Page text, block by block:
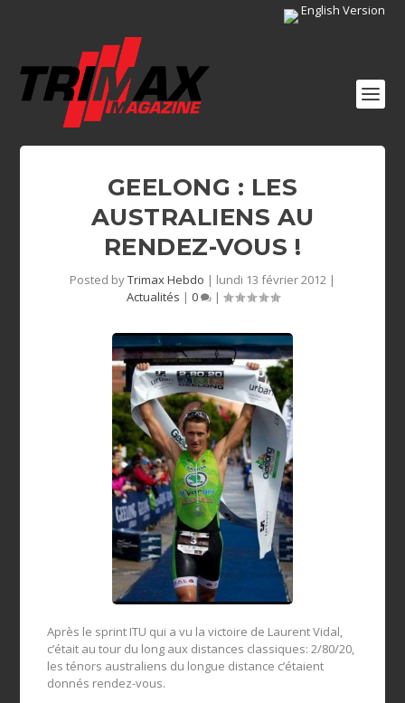
English Version
GEELONG : LES
AUSTRALIENS AU
RENDEZ-VOUS !
Posted byTrimax Hebdo | lundi 13 février 2012 |
Actualités | 0 |
Après le sprint ITU qui a vu la victoire de Laurent Vidal,
c’était au tour du long aux distances classiques: 2/80/20,
les ténors australiens du longue distance c’étaient
donnés rendez-vous.